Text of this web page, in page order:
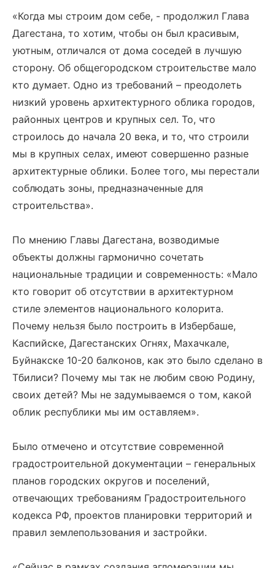
«Когда мы строим дом себе, - продолжил Глава
Дагестана, то хотим, чтобы он был красивым,
уютным, отличался от дома соседей в лучшую
сторону. Об общегородском строительстве мало
кто думает. Одно из требований – преодолеть
низкий уровень архитектурного облика городов,
районных центров и крупных сел. То, что
строилось до начала 20 века, и то, что строили
мы в крупных селах, имеют совершенно разные
архитектурные облики. Более того, мы перестали
соблюдать зоны, предназначенные для
строительства».
По мнению Главы Дагестана, возводимые
объекты должны гармонично сочетать
национальные традиции и современность: «Мало
кто говорит об отсутствии в архитектурном
стиле элементов национального колорита.
Почему нельзя было построить в Избербаше,
Каспийске, Дагестанских Огнях, Махачкале,
Буйнакске 10-20 балконов, как это было сделано в
Тбилиси? Почему мы так не любим свою Родину,
своих детей? Мы не задумываемся о том, какой
облик республики мы им оставляем».
Было отмечено и отсутствие современной
градостроительной документации – генеральных
планов городских округов и поселений,
отвечающих требованиям Градостроительного
кодекса РФ, проектов планировки территорий и
правил землепользования и застройки.